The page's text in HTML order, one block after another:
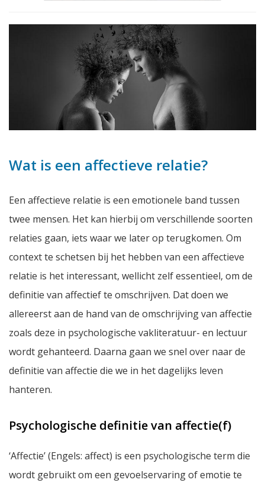
Wat is een affectieve relatie?
Een affectieve relatie is een emotionele band tussen
twee mensen. Het kan hierbij om verschillende soorten
relaties gaan, iets waar we later op terugkomen. Om
context te schetsen bij het hebben van een affectieve
relatie is het interessant, wellicht zelf essentieel, om de
definitie van affectief te omschrijven. Dat doen we
allereerst aan de hand van de omschrijving van affectie
zoals deze in psychologische vakliteratuur- en lectuur
wordt gehanteerd. Daarna gaan we snel over naar de
definitie van affectie die we in het dagelijks leven
hanteren.
Psychologische definitie van affectie(f)
‘Affectie’ (Engels: affect) is een psychologische term die
wordt gebruikt om een gevoelservaring of emotie te